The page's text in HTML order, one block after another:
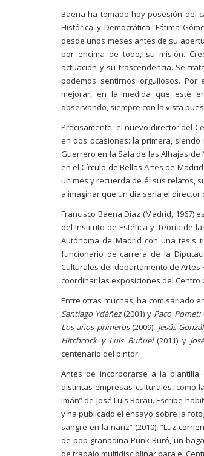
Baena ha tomado hoy posesión del
Histórica y Democrática, Fátima
desde unos meses antes de su
por encima de todo, su misión.
actuación y su trascendencia. Se
podemos sentirnos orgullosos.
mejorar, en la medida que esté
observando, siempre con la vista
Precisamente, el nuevo director del
en dos ocasiones: la primera,
Guerrero en la Sala de las Alhajas
en el Círculo de Bellas Artes de
un mes y recuerda de él sus relatos,
a imaginar que un día sería el
Francisco Baena Díaz (Madrid, 1967)
del Instituto de Estética y Teoría de
Autónoma de Madrid con una tesis
funcionario de carrera de la
Culturales del departamento de
coordinar las exposiciones del Centro
Entre otras muchas, ha comisariado
Santiago Ydáñez(2001) y Paco Pomet:
Los años primeros(2009), Jesús
Hitchcock y Luis Buñuel(2011) y
centenario del pintor.
Antes de incorporarse a la plantilla
distintas empresas culturales, como
Imán” de José Luis Borau. Escribe
y ha publicado el ensayo sobre la
sangre en la nariz” (2010), “Luz
de pop granadina Punk Buró, un
de trabajo multidisciplinar para el